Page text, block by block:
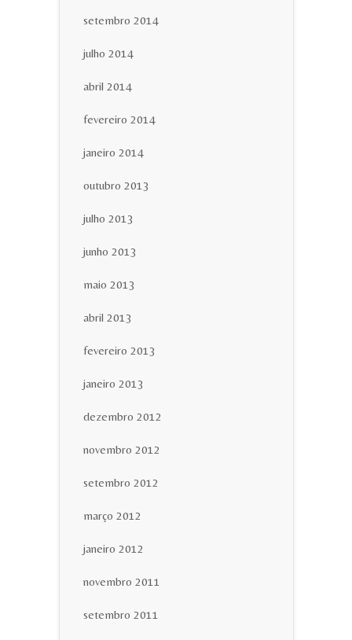
setembro 2014
julho 2014
abril 2014
fevereiro 2014
janeiro 2014
outubro 2013
julho 2013
junho 2013
maio 2013
abril 2013
fevereiro 2013
janeiro 2013
dezembro 2012
novembro 2012
setembro 2012
março 2012
janeiro 2012
novembro 2011
setembro 2011